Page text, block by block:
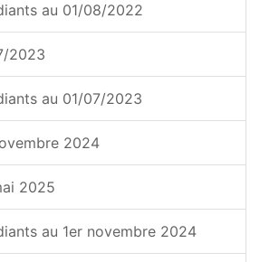
au 01/08/2022
2023
au 01/07/2023
2024
2025
au 1er novembre 2024